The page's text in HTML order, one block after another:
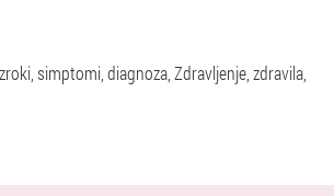
simptomi, diagnoza, Zdravljenje, zdravila,